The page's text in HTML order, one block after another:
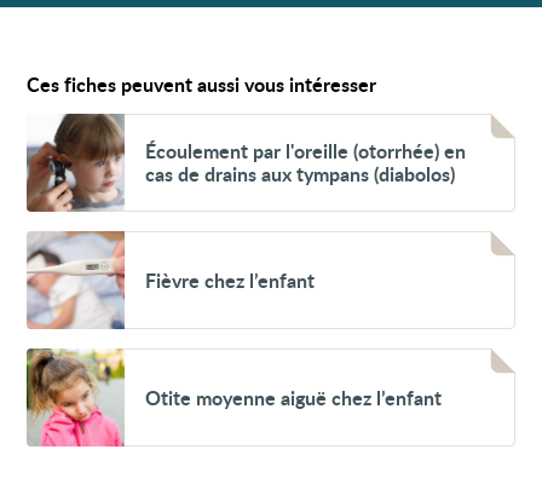
Ces fiches peuvent aussi vous intéresser
Voir
Écoulement
par
l'oreille
(otorrhée)
cas
de
drains
aux
tympans
(diabolos)
Écoulement par l'oreille (otorrhée) en
cas de drains aux tympans (diabolos)
Voir
Fièvre
chez
l’enfant
Fièvre chez l’enfant
Voir
Otite
moyenne
aiguë
chez
Otite moyenne aiguë chez l’enfant